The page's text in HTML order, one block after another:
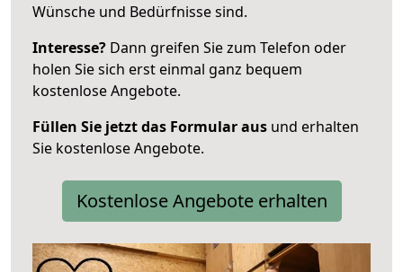
Wünsche und Bedürfnisse sind.
Interesse? Dann greifen Sie zum Telefon oder
holen Sie sich erst einmal ganz bequem
kostenlose Angebote.
Füllen Sie jetzt das Formular aus und erhalten
Sie kostenlose Angebote.
Kostenlose Angebote erhalten